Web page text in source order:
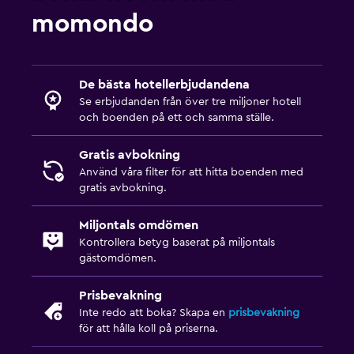
Bäddsoffa
Parkering och transport
Parkering
Privat parkering
Hälsa och säkerhet
Daglig städning
Förstahjälpenlåda
momondo
De bästa hotellerbjudandena
Se erbjudanden från över tre miljoner hotell
och boenden på ett och samma ställe.
Gratis avbokning
Använd våra filter för att hitta boenden med
gratis avbokning.
Miljontals omdömen
Kontrollera betyg baserat på miljontals
gästomdömen.
Prisbevakning
Inte redo att boka? Skapa en prisbevakning
för att hålla koll på priserna.